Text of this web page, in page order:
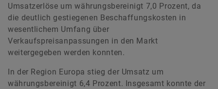
Umsatzerlöse um währungsbereinigt 7,0 Prozent, da
die deutlich gestiegenen Beschaffungskosten in
wesentlichem Umfang über
Verkaufspreisanpassungen in den Markt
weitergegeben werden konnten.
In der Region Europa stieg der Umsatz um
währungsbereinigt 6,4 Prozent. Insgesamt konnte der